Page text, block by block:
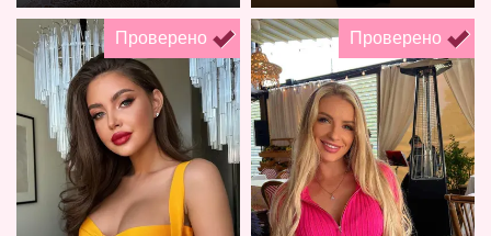
Проверено Проверено